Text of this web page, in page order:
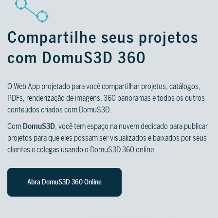
TREINAMENTO
Programas de treinamento qualificados
e guias detalhados para que você possa
alcançar todo o seu potencial com
DomuS3D.
POR QUE TILEPLANNER?
Ofereça aos seus clientes uma forma
simples, rápida e intuitiva de criar
projetos de decoração de interiores, sem
a necessidade de instalar nenhum
software ou participar de qualquer tipo
de treinamento.
POR QUE REALITY REMOD?
O RealityRemod pode ser facilmente
integrado ao seu site. Dê a seus
visitantes online a chance de inventar,
criar e encontrar a solução de design
perfeita com seus produtos.
PARA VAREJISTAS E
SHOWROOMS
PARA VAREJISTAS E SHOWROOMS
Saiba mais >
Compartilhe seus projetos
com DomuS3D 360
O Web App projetado para você compartilhar projetos, catálogos,
PDFs, renderização de imagens, 360 panoramas e todos os outros
conteúdos criados com DomuS3D.
ComDomuS3D, você tem espaço na nuvem dedicado para publicar
projetos para que eles possam ser visualizados e baixados por seus
clientes e colegas usando o DomuS3D 360 online.
Abra DomuS3D 360 Online